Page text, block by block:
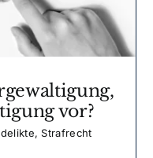
vor?
,Strafrecht